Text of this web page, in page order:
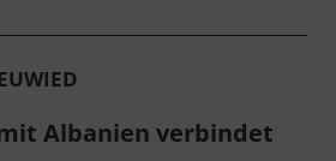
Albanien verbindet